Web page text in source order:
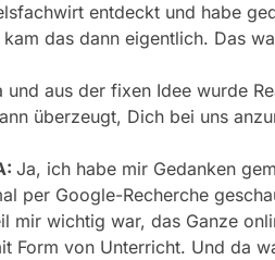
entdeckt und habe
das dann eigentlich. Das
und aus der fixen Idee wurde
überzeugt, Dich bei uns
Ja, ich habe mir Gedanken
per Google-Recherche
mir wichtig war, das Ganze
Form von Unterricht. Und da